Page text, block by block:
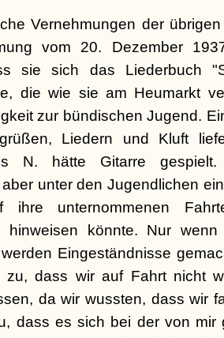
Vernehmungen der
vom 20. Dezember
sie sich das Liederbuch
die wie sie am Heumarkt
zur bündischen Jugend.
Liedern und Kluft
N. hätte Gitarre
unter den Jugendlichen
ihre unternommenen
hinweisen könnte. Nur
Eingeständnisse
zu, dass wir auf Fahrt nicht
da wir wussten, dass wir
dass es sich bei der von mir